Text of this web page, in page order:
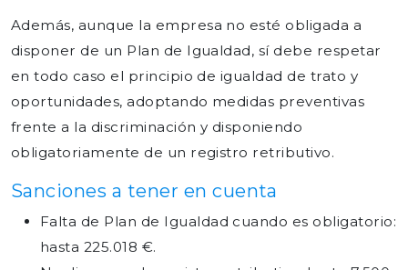
Además, aunque la empresa no esté obligada a
disponer de un Plan de Igualdad, sí debe respetar
en todo caso el principio de igualdad de trato y
oportunidades, adoptando medidas preventivas
frente a la discriminación y disponiendo
obligatoriamente de un registro retributivo.
Sanciones a tener en cuenta
Falta de Plan de Igualdad cuando es obligatorio:
hasta 225.018 €.